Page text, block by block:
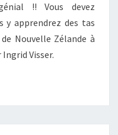
!! Vous devez
y apprendrez des tas
Nouvelle Zélande à
Visser.